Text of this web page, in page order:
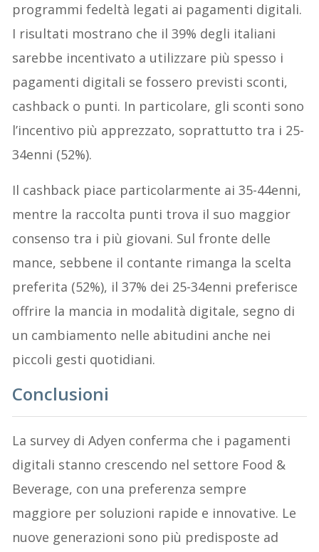
programmi fedeltà legati ai pagamenti digitali.
I risultati mostrano che il 39% degli italiani
sarebbe incentivato a utilizzare più spesso i
pagamenti digitali se fossero previsti sconti,
cashback o punti. In particolare, gli sconti sono
l’incentivo più apprezzato, soprattutto tra i 25-
34enni (52%).
Il cashback piace particolarmente ai 35-44enni,
mentre la raccolta punti trova il suo maggior
consenso tra i più giovani. Sul fronte delle
mance, sebbene il contante rimanga la scelta
preferita (52%), il 37% dei 25-34enni preferisce
offrire la mancia in modalità digitale, segno di
un cambiamento nelle abitudini anche nei
piccoli gesti quotidiani.
Conclusioni
La survey di Adyen conferma che i pagamenti
digitali stanno crescendo nel settore Food &
Beverage, con una preferenza sempre
maggiore per soluzioni rapide e innovative. Le
nuove generazioni sono più predisposte ad